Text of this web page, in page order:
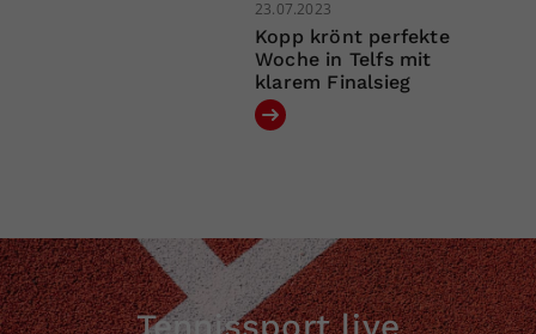
23.07.2023
Kopp krönt perfekte
Woche in Telfs mit
klarem Finalsieg